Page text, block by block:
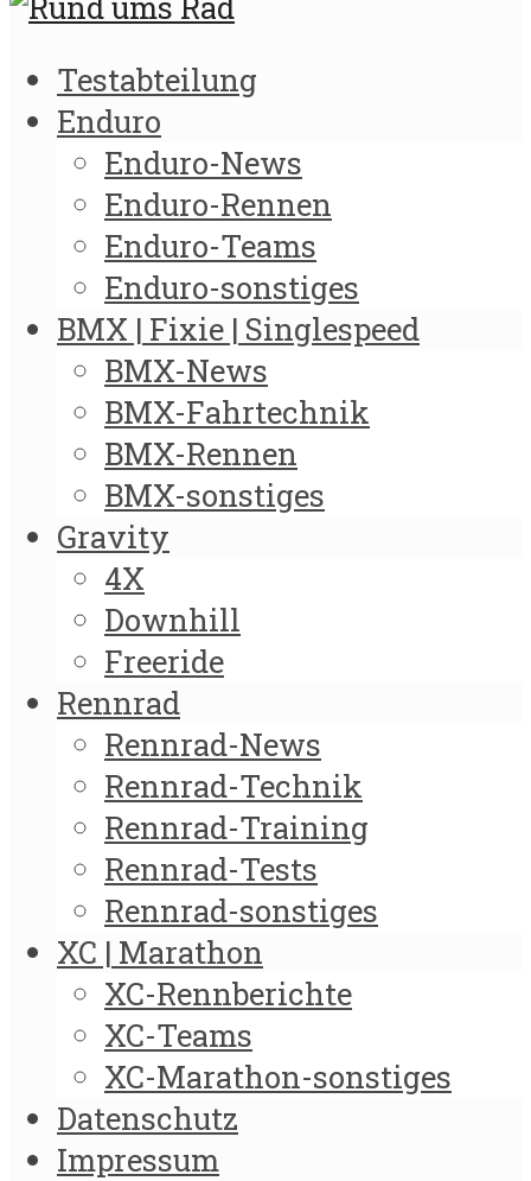
Testabteilung
Enduro
Enduro-News
Enduro-Rennen
Enduro-Teams
Enduro-sonstiges
BMX | Fixie | Singlespeed
BMX-News
BMX-Fahrtechnik
BMX-Rennen
BMX-sonstiges
Gravity
4X
Downhill
Freeride
Rennrad
Rennrad-News
Rennrad-Technik
Rennrad-Training
Rennrad-Tests
Rennrad-sonstiges
XC | Marathon
XC-Rennberichte
XC-Teams
XC-Marathon-sonstiges
Datenschutz
Impressum